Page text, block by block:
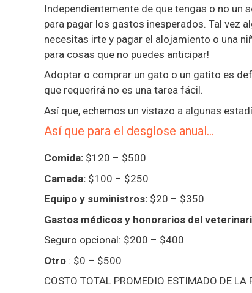
Independientemente de que tengas o no un
para pagar los gastos inesperados. Tal vez
necesitas irte y pagar el alojamiento o una
para cosas que no puedes anticipar!
Adoptar o comprar un gato o un gatito es
que requerirá no es una tarea fácil.
Así que, echemos un vistazo a algunas
Así que para el desglose anual…
Comida: $120 – $500
Camada: $100 – $250
Equipo y suministros: $20 – $350
Gastos médicos y honorarios del
Seguro opcional: $200 – $400
Otro : $0 – $500
COSTO TOTAL PROMEDIO ESTIMADO DE